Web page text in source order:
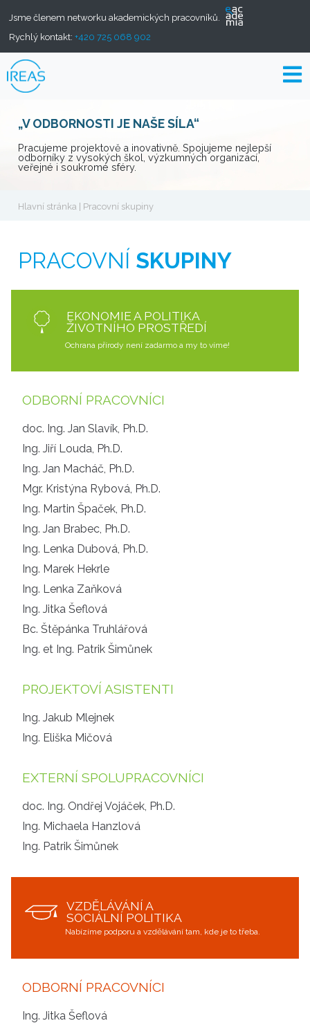
Jsme členem networku akademických pracovníků.
Rychlý kontakt: +420 725 068 902
„V ODBORNOSTI JE NAŠE SÍLA“
Pracujeme projektově a inovativně. Spojujeme nejlepší
odborníky z vysokých škol, výzkumných organizací,
veřejné i soukromé sféry.
Hlavní stránka | Pracovní skupiny
PRACOVNÍ SKUPINY
EKONOMIE A POLITIKA
ŽIVOTNÍHO PROSTŘEDÍ
Ochrana přírody není zadarmo a my to víme!
ODBORNÍ PRACOVNÍCI
doc. Ing. Jan Slavík, Ph.D.
Ing. Jiří Louda, Ph.D.
Ing. Jan Macháč, Ph.D.
Mgr. Kristýna Rybová, Ph.D.
Ing. Martin Špaček, Ph.D.
Ing. Jan Brabec, Ph.D.
Ing. Lenka Dubová, Ph.D.
Ing. Marek Hekrle
Ing. Lenka Zaňková
Ing. Jitka Šeflová
Bc. Štěpánka Truhlářová
Ing. et Ing. Patrik Šimůnek
PROJEKTOVÍ ASISTENTI
Ing. Jakub Mlejnek
Ing. Eliška Mičová
EXTERNÍ SPOLUPRACOVNÍCI
doc. Ing. Ondřej Vojáček, Ph.D.
Ing. Michaela Hanzlová
Ing. Patrik Šimůnek
VZDĚLÁVÁNÍ A
SOCIÁLNÍ POLITIKA
Nabízíme podporu a vzdělávání tam, kde je to třeba.
ODBORNÍ PRACOVNÍCI
Ing. Jitka Šeflová